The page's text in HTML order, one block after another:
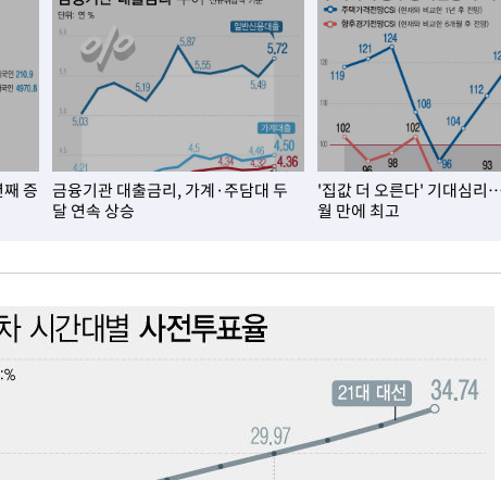
다보니…한국 축구 '5승 2무'
내린 798.81마감
내린 6258.77에 마쳐
1416.1원 마감
확보' 신용해 前교정본부장 기소
국민적 공분에 수사 재개"
까지…'쑥대밭' 된 축구협회
만개 순감하고 그 전 2개월 10.3만개
월에 2.3만 개 줄어…실업률은 4.1%로
기존 사고방식 매달리지 말고 과감히
·의성 관할 4개 면 특별재난지역 선포
증
금융기관 대출금리, 가계·주담대 두
달 연속 상승
'집값 더 오른다' 기대심리
월 만에 최고